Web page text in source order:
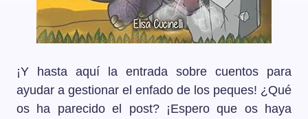
¡Y hasta aquí la entrada sobre cuentos para
ayudar a gestionar el enfado de los peques! ¿Qué
os ha parecido el post? ¡Espero que os haya